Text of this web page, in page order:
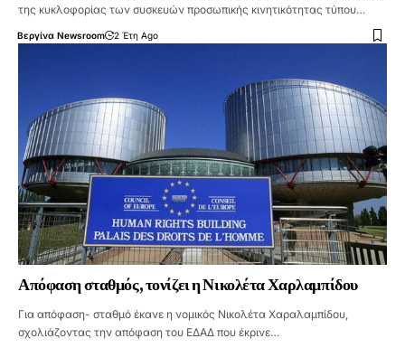
της κυκλοφορίας των συσκευών προσωπικής κινητικότητας τύπου…
Βεργίνα Newsroom 2 Έτη Ago
Απόφαση σταθμός, τονίζει η Νικολέτα Χαρλαμπίδου
Για απόφαση- σταθμό έκανε η νομικός Νικολέτα Χαραλαμπίδου,
σχολιάζοντας την απόφαση του ΕΔΑΔ που έκρινε…